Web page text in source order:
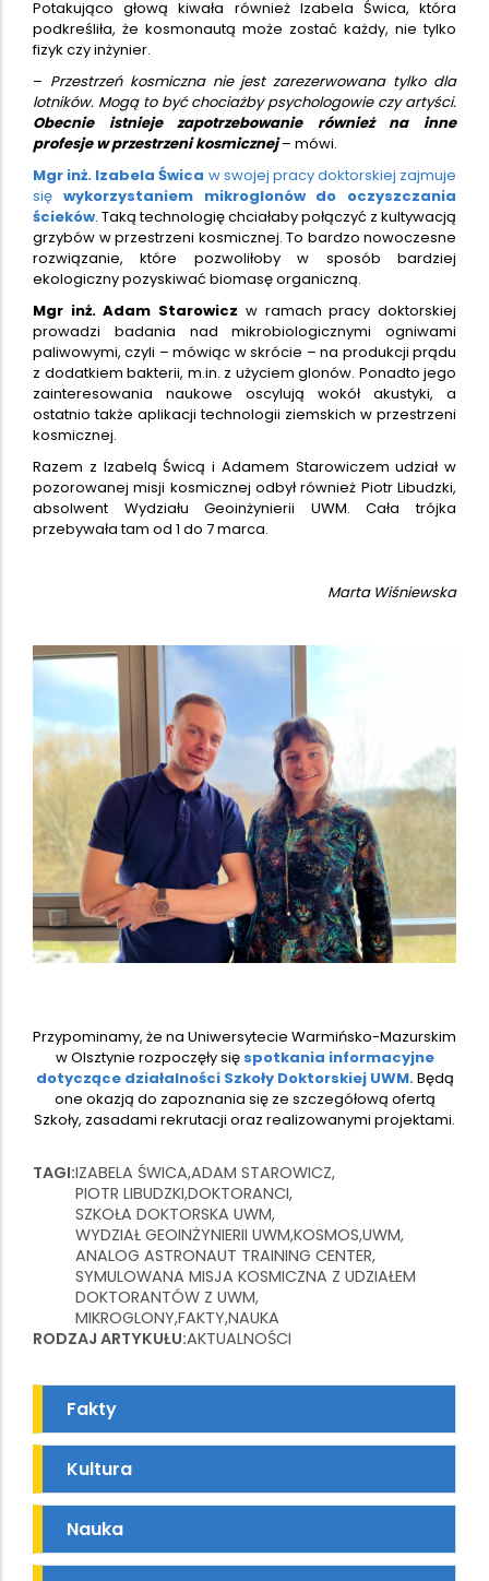
Potakująco głową kiwała również Izabela Świca, która
podkreśliła, że kosmonautą może zostać każdy, nie tylko
fizyk czy inżynier.
– Przestrzeń kosmiczna nie jest zarezerwowana tylko dla
lotników. Mogą to być chociażby psychologowie czy artyści.
Obecnie istnieje zapotrzebowanie również na inne
profesje w przestrzeni kosmicznej – mówi.
Mgr inż. Izabela Świca w swojej pracy doktorskiej zajmuje
się wykorzystaniem mikroglonów do oczyszczania
ścieków. Taką technologię chciałaby połączyć z kultywacją
grzybów w przestrzeni kosmicznej. To bardzo nowoczesne
rozwiązanie, które pozwoliłoby w sposób bardziej
ekologiczny pozyskiwać biomasę organiczną.
Mgr inż. Adam Starowicz w ramach pracy doktorskiej
prowadzi badania nad mikrobiologicznymi ogniwami
paliwowymi, czyli – mówiąc w skrócie – na produkcji prądu
z dodatkiem bakterii, m.in. z użyciem glonów. Ponadto jego
zainteresowania naukowe oscylują wokół akustyki, a
ostatnio także aplikacji technologii ziemskich w przestrzeni
kosmicznej.
Razem z Izabelą Świcą i Adamem Starowiczem udział w
pozorowanej misji kosmicznej odbył również Piotr Libudzki,
absolwent Wydziału Geoinżynierii UWM. Cała trójka
przebywała tam od 1 do 7 marca.
Marta Wiśniewska
Przypominamy, że na Uniwersytecie Warmińsko-Mazurskim
w Olsztynie rozpoczęły się spotkania informacyjne
dotyczące działalności Szkoły Doktorskiej UWM.Będą
one okazją do zapoznania się ze szczegółową ofertą
Szkoły, zasadami rekrutacji oraz realizowanymi projektami.
TAGI IZABELA ŚWICA ADAM STAROWICZ
PIOTR LIBUDZKI DOKTORANCI
SZKOŁA DOKTORSKA UWM
WYDZIAŁ GEOINŻYNIERII UWM KOSMOS UWM
ANALOG ASTRONAUT TRAINING CENTER
SYMULOWANA MISJA KOSMICZNA Z UDZIAŁEM
DOKTORANTÓW Z UWM
MIKROGLONY FAKTY NAUKA
RODZAJ ARTYKUŁU AKTUALNOŚCI
Fakty
Kultura
Nauka